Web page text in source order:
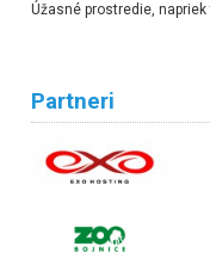
Partneri